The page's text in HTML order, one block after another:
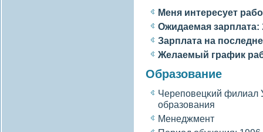
Меня интересует
Ожидаемая зарплата:
Зарплата на
Желаемый график
Образование
Череповецκий филиал
образования
Менеджмент